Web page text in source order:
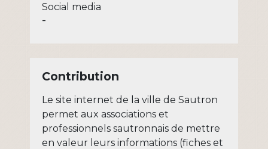
Social media
-
Contribution
Le site internet de la ville de Sautron
permet aux associations et
professionnels sautronnais de mettre
en valeur leurs informations (fiches et